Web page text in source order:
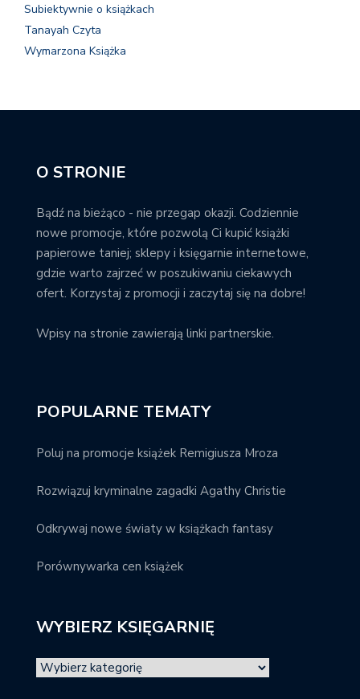
Subiektywnie o książkach
Tanayah Czyta
Wymarzona Książka
O STRONIE
Bądź na bieżąco - nie przegap okazji. Codziennie
nowe promocje, które pozwolą Ci kupić książki
papierowe taniej; sklepy i księgarnie internetowe,
gdzie warto zajrzeć w poszukiwaniu ciekawych
ofert. Korzystaj z promocji i zaczytaj się na dobre!
Wpisy na stronie zawierają linki partnerskie.
POPULARNE TEMATY
Poluj na promocje książek Remigiusza Mroza
Rozwiązuj kryminalne zagadki Agathy Christie
Odkrywaj nowe światy w książkach fantasy
Porównywarka cen książek
WYBIERZ KSIĘGARNIĘ